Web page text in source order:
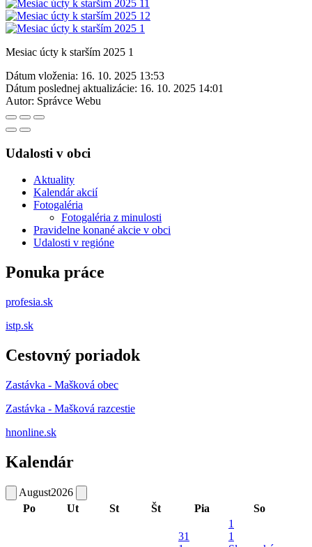
Mesiac úcty k starším 2025 1
Dátum vloženia: 16. 10. 2025 13:53
Dátum poslednej aktualizácie: 16. 10. 2025 14:01
Autor: Správce Webu
Udalosti v obci
Aktuality
Kalendár akcií
Fotogaléria
Fotogaléria z minulosti
Pravidelne konané akcie v obci
Udalosti v regióne
Ponuka práce
profesia.sk
istp.sk
Cestovný poriadok
Zastávka - Mašková obec
Zastávka - Mašková razcestie
hnonline.sk
Kalendár
August2026
Po
Ut St Št Pia So
31
1
1